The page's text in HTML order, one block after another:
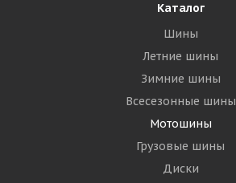
Каталог
Шины
Летние шины
Зимние шины
Всесезонные шины
Мотошины
Грузовые шины
Диски